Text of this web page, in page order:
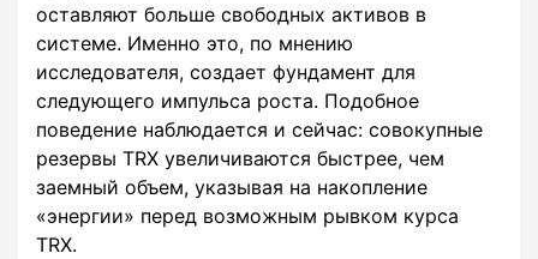
оставляют больше свободных активов в
системе. Именно это, по мнению
исследователя, создает фундамент для
следующего импульса роста. Подобное
поведение наблюдается и сейчас: совокупные
резервы TRX увеличиваются быстрее, чем
заемный объем, указывая на накопление
«энергии» перед возможным рывком курса
TRX.